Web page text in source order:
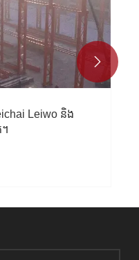
Leiwo និង
។
